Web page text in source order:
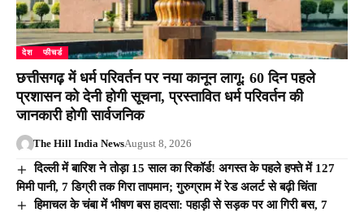
देश फीचर्ड
छत्तीसगढ़ में धर्म परिवर्तन पर नया कानून लागू: 60 दिन पहले
प्रशासन को देनी होगी सूचना, प्रस्तावित धर्म परिवर्तन की
जानकारी होगी सार्वजनिक
The Hill India NewsAugust 8, 2026
दिल्ली में बारिश ने तोड़ा 15 साल का रिकॉर्ड! अगस्त के पहले हफ्ते में 127
मिमी पानी, 7 डिग्री तक गिरा तापमान; गुरुग्राम में रेड अलर्ट से बढ़ी चिंता
हिमाचल के चंबा में भीषण बस हादसा: पहाड़ी से सड़क पर आ गिरी बस, 7